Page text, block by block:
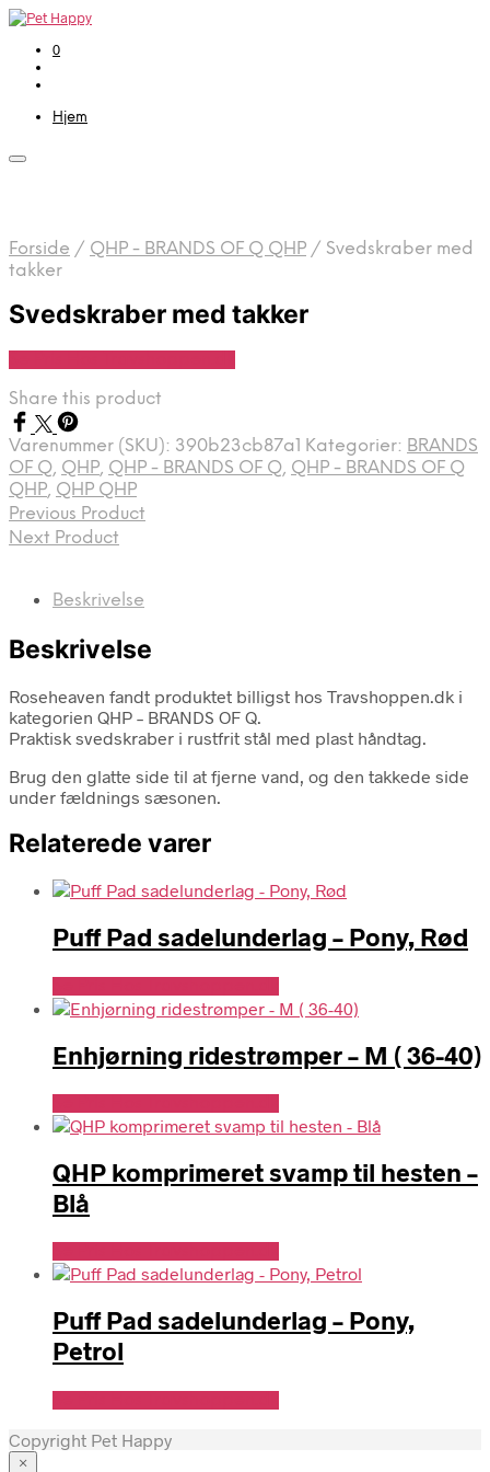
0
Hjem
Forside / QHP - BRANDS OF Q QHP / Svedskraber med
takker
Svedskraber med takker
Share this product
Varenummer (SKU): 390b23cb87a1 Kategorier: BRANDS
OF Q, QHP, QHP - BRANDS OF Q, QHP - BRANDS OF Q
QHP, QHP QHP
Previous Product
Next Product
Beskrivelse
Beskrivelse
Roseheaven fandt produktet billigst hos Travshoppen.dk i
kategorien QHP – BRANDS OF Q.
Praktisk svedskraber i rustfrit stål med plast håndtag.
Brug den glatte side til at fjerne vand, og den takkede side
under fældnings sæsonen.
Relaterede varer
Puff Pad sadelunderlag – Pony, Rød
Enhjørning ridestrømper – M ( 36-40)
QHP komprimeret svamp til hesten –
Blå
Puff Pad sadelunderlag – Pony,
Petrol
Copyright Pet Happy
×